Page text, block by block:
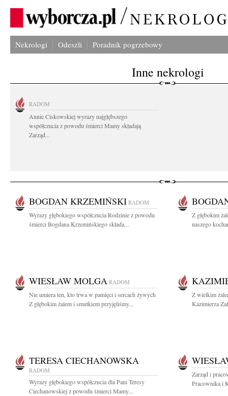
Nekrologi Odeszli Poradnik pogrzebowy
Inne nekrologi
RADOM
Annie Ciskowskiej wyrazy najgłębszego
współczucia z powodu śmierci Mamy składają
Zarząd...
BOGDAN KRZEMIŃSKI RADOM
Wyrazy głębokiego współczucia Rodzinie z powodu
śmierci Bogdana Krzemińskiego składa...
Z głębokim
naszego
WIESŁAW MOLGA RADOM
Nie umiera ten, kto trwa w pamięci i sercach żywych
Z głębokim żalem i smutkiem przyjęliśmy...
Z wielkim
Kazimierza
TERESA CIECHANOWSKA
RADOM
Wyrazy głębokiego współczucia dla Pani Teresy
Ciechanowskiej z powodu śmierci Mamy...
Zarząd i
Pracownika i